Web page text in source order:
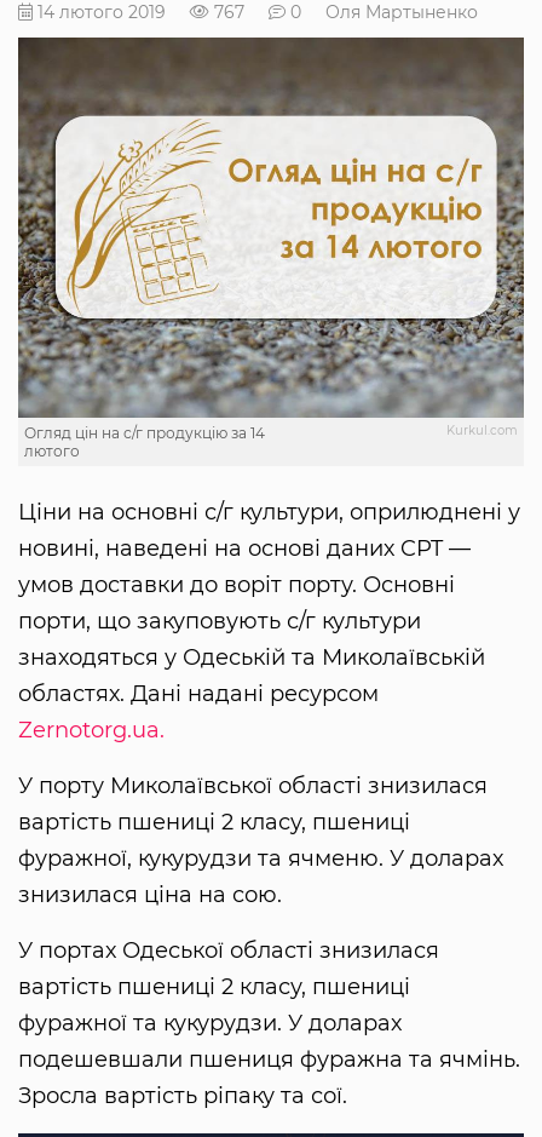
14 лютого 2019 767 0 Оля Мартыненко
Kurkul.com
Огляд цін на с/г продукцію за 14
лютого
Ціни на основні с/г культури, оприлюднені у
новині, наведені на основі даних CPT —
умов доставки до воріт порту. Основні
порти, що закуповують с/г культури
знаходяться у Одеській та Миколаївській
областях. Дані надані ресурсом
Zernotorg.ua.
У порту Миколаївської області знизилася
вартість пшениці 2 класу, пшениці
фуражної, кукурудзи та ячменю. У доларах
знизилася ціна на сою.
У портах Одеської області знизилася
вартість пшениці 2 класу, пшениці
фуражної та кукурудзи. У доларах
подешевшали пшениця фуражна та ячмінь.
Зросла вартість ріпаку та сої.